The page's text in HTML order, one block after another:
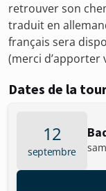
retrouver son
traduit en
français sera
(merci d’apporter
Dates de la
12
septembre